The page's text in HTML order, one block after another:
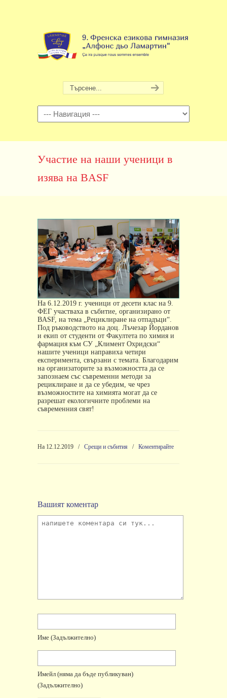
Навигация
Участие на наши ученици в
изява на BASF
На 6.12.2019 г. ученици от десети клас на 9.
ФЕГ участваха в събитие, организирано от
BASF, на тема „Рециклиране на отпадъци“.
Под ръководството на доц. Лъчезар Йорданов
и екип от студенти от Факултета по химия и
фармация към СУ „Климент Охридски“
нашите ученици направиха четири
експеримента, свързани с темата. Благодарим
на организаторите за възможността да се
запознаем със съвременни методи за
рециклиране и да се убедим, че чрез
възможностите на химията могат да се
разрешат екологичните проблеми на
съвременния свят!
На 12.12.2019 / Срещи и събития / Коментирайте
Вашият коментар
Име (задължително)
Имейл (няма да бъде публикуван)
(задължително)